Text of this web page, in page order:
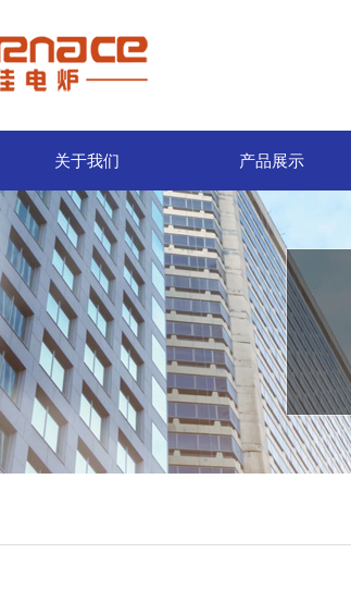
关于我们 产品展示